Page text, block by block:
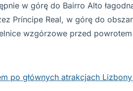
w górę do Bairro Alto
Príncipe Real, w górę do
wzgórzowe przed
po głównych atrakcjach